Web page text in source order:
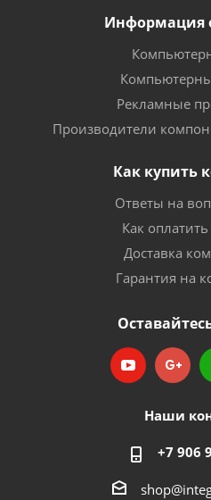
Информация
Рекламные
Производители
Как купить
Ответы на
Как
Доставка
Гарантия на
Наши
+7 906